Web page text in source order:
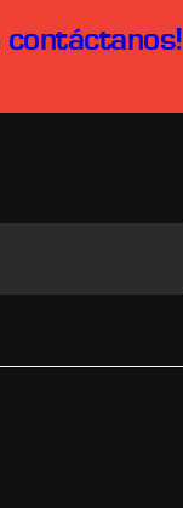
contáctanos!